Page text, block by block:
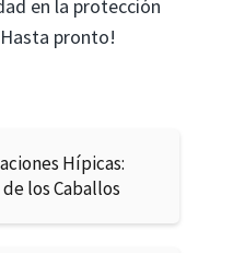
en la protección
pronto!
Hípicas:
los Caballos